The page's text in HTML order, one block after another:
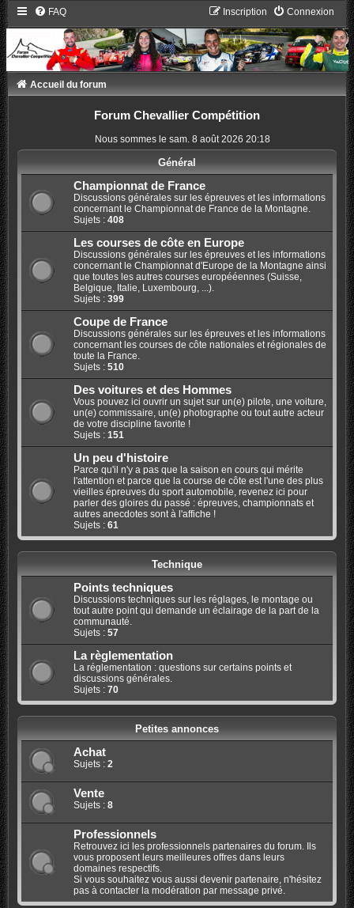
FAQ Connexion
Inscription
Accueil du forum
Forum Chevallier Compétition
Nous sommes le sam. 8 août 2026 20:18
Général
Championnat de France
Discussions générales sur les épreuves et les informations
concernant le Championnat de France de la Montagne.
Sujets : 408
Les courses de côte en Europe
Discussions générales sur les épreuves et les informations
concernant le Championnat d'Europe de la Montagne ainsi
que toutes les autres courses europééennes (Suisse,
Belgique, Italie, Luxembourg, ...).
Sujets : 399
Coupe de France
Discussions générales sur les épreuves et les informations
concernant les courses de côte nationales et régionales de
toute la France.
Sujets : 510
Des voitures et des Hommes
Vous pouvez ici ouvrir un sujet sur un(e) pilote, une voiture,
un(e) commissaire, un(e) photographe ou tout autre acteur
de votre discipline favorite !
Sujets : 151
Un peu d'histoire
Parce qu'il n'y a pas que la saison en cours qui mérite
l'attention et parce que la course de côte est l'une des plus
vieilles épreuves du sport automobile, revenez ici pour
parler des gloires du passé : épreuves, championnats et
autres anecdotes sont à l'affiche !
Sujets : 61
Technique
Points techniques
Discussions techniques sur les réglages, le montage ou
tout autre point qui demande un éclairage de la part de la
communauté.
Sujets : 57
La règlementation
La réglementation : questions sur certains points et
discussions générales.
Sujets : 70
Petites annonces
Achat
Sujets : 2
Vente
Sujets : 8
Professionnels
Retrouvez ici les professionnels partenaires du forum. Ils
vous proposent leurs meilleures offres dans leurs
domaines respectifs.
Si vous souhaitez vous aussi devenir partenaire, n'hésitez
pas à contacter la modération par message privé.